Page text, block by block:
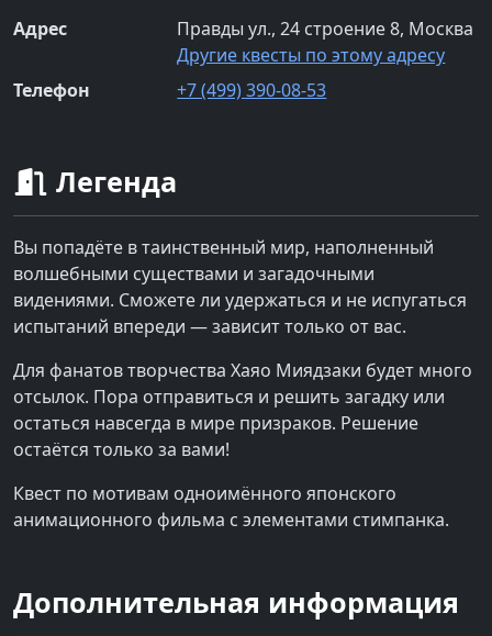
Адрес
Правды ул., 24 строение 8, Москва
Другие квесты по этому адресу
Телефон
+7 (499) 390-08-53
Легенда
Вы попадёте в таинственный мир, наполненный
волшебными существами и загадочными
видениями. Сможете ли удержаться и не испугаться
испытаний впереди — зависит только от вас.
Для фанатов творчества Хаяо Миядзаки будет много
отсылок. Пора отправиться и решить загадку или
остаться навсегда в мире призраков. Решение
остаётся только за вами!
Квест по мотивам одноимённого японского
анимационного фильма с элементами стимпанка.
Дополнительная информация